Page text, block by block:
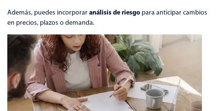
Además, puedes incorporaranálisis de riesgo para anticipar cambios
en precios, plazos o demanda.